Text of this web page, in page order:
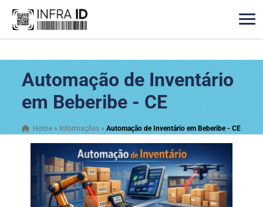
Automação de Inventário
em Beberibe - CE
Home » Informações »Automação de Inventário em Beberibe - CE